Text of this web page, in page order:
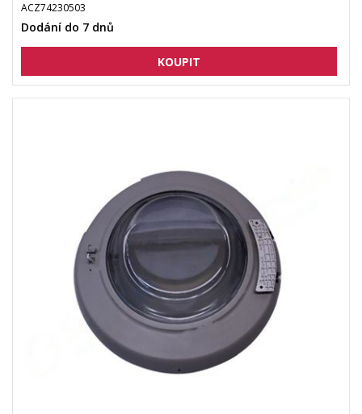
ACZ74230503
Dodání do 7 dnů